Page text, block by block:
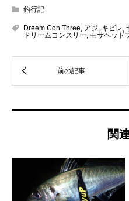
釣行記
Dreem Con Three, アジ, キビレ,
ドリームコンスリー, モサヘッド
関